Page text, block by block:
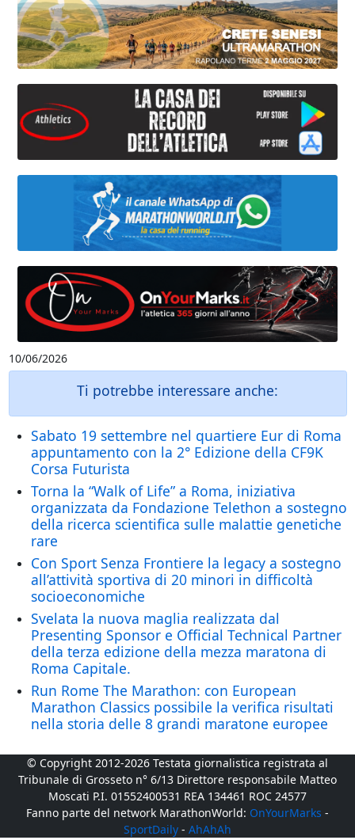
10/06/2026
Ti potrebbe interessare anche:
Sabato 19 settembre nel quartiere Eur di Roma
appuntamento con la 2° Edizione della CF9K
Corsa Futurista
Torna la “Walk of Life” a Roma, iniziativa
organizzata da Fondazione Telethon a sostegno
della ricerca scientifica sulle malattie genetiche
rare
Con Sport Senza Frontiere la legacy a sostegno
all’attività sportiva di 20 minori in difficoltà
socioeconomiche
Svelata la nuova maglia realizzata dal
Presenting Sponsor e Official Technical Partner
della terza edizione della mezza maratona di
Roma Capitale.
Run Rome The Marathon: con European
Marathon Classics possibile la verifica risultati
nella storia delle 8 grandi maratone europee
© Copyright 2012-2026 Testata giornalistica registrata al
Tribunale di Grosseto n° 6/13 Direttore responsabile Matteo
Moscati P.I. 01552400531 REA 134461 ROC 24577
Fanno parte del network MarathonWorld: OnYourMarks -
SportDaily - AhAhAh